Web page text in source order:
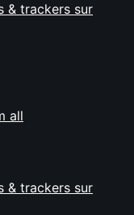
& trackers sur
all
& trackers sur